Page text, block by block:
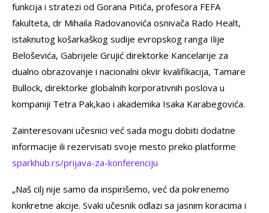
funkcija i stratezi od Gorana Pitića, profesora FEFA
fakulteta, dr Mihaila Radovanovića osnivača Rado Healt,
istaknutog košarkaškog sudije evropskog ranga Ilije
Beloševića, Gabrijele Grujić direktorke Kancelarije za
dualno obrazovanje i nacionalni okvir kvalifikacija, Tamare
Bullock, direktorke globalnih korporativnih poslova u
kompaniji Tetra Pak,kao i akademika Isaka Karabegovića.
Zainteresovani učesnici već sada mogu dobiti dodatne
informacije ili rezervisati svoje mesto preko platforme
sparkhub.rs/prijava-za-konferenciju
„Naš cilj nije samo da inspirišemo, već da pokrenemo
konkretne akcije. Svaki učesnik odlazi sa jasnim koracima i